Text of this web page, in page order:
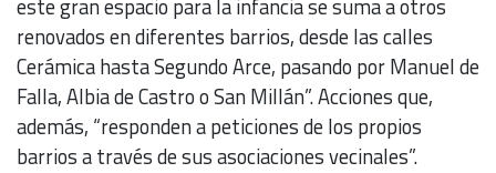
este gran espacio para la infancia se suma a otros
renovados en diferentes barrios, desde las calles
Cerámica hasta Segundo Arce, pasando por Manuel de
Falla, Albia de Castro o San Millán”. Acciones que,
además, “responden a peticiones de los propios
barrios a través de sus asociaciones vecinales”.